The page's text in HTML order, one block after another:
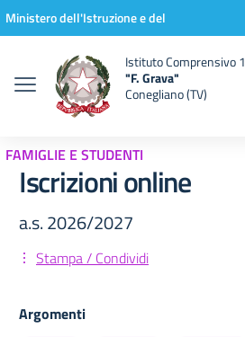
Vai ai contenuti
Vai al menu di navigazione
Vai al footer
Ministero dell'Istruzione e del
Istituto Comprensivo 1
"F. Grava"
Conegliano (TV)
FAMIGLIE E STUDENTI
Iscrizioni online
a.s. 2026/2027
Stampa / Condividi
Argomenti